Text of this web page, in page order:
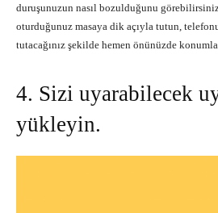
duruşunuzun nasıl bozulduğunu
oturduğunuz masaya dik açıyla tutun,
tutacağınız şekilde hemen önünüzde
4. Sizi uyarabilecek
yükleyin.